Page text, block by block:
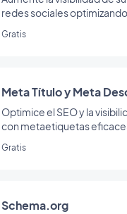
redes sociales
Gratis
Meta Título y Meta
Optimice el SEO y la
con metaetiquetas
Gratis
Schema.org